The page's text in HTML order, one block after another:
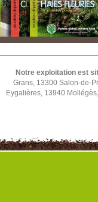
Notre exploitation est
Grans, 13300 Salon-de-
Eygalières, 13940